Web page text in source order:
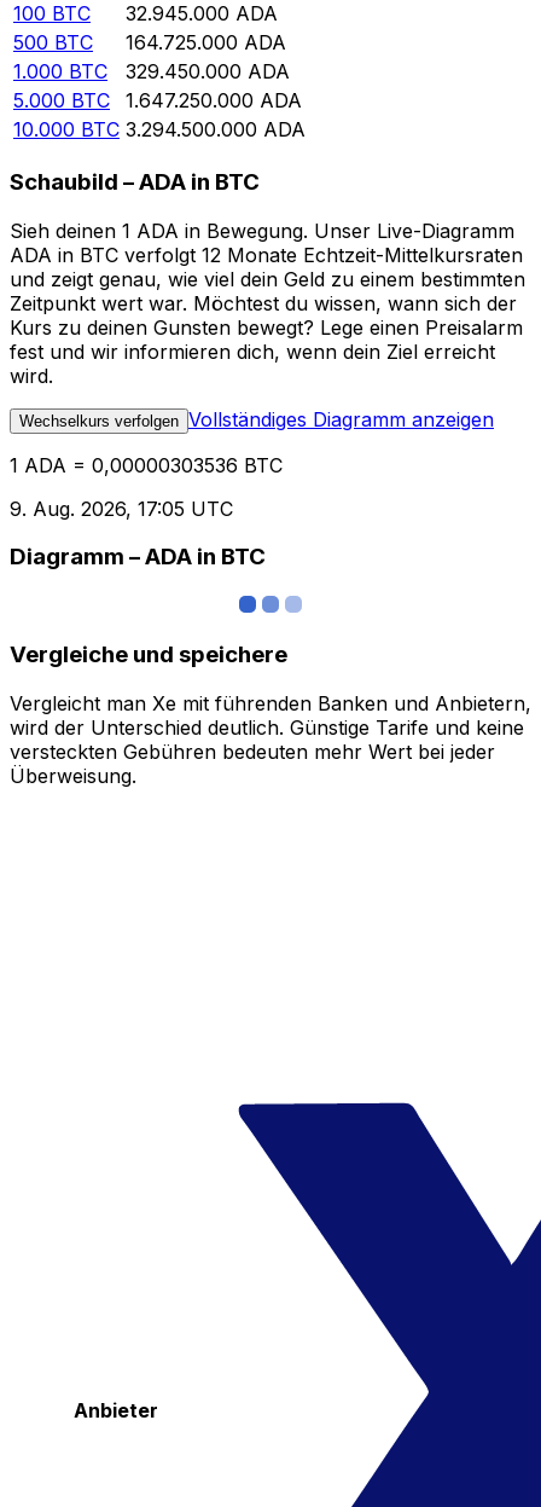
100 BTC 32.945.000 ADA
500 BTC 164.725.000 ADA
1.000 BTC 329.450.000 ADA
5.000 BTC 1.647.250.000 ADA
10.000 BTC 3.294.500.000 ADA
Schaubild – ADA in BTC
Sieh deinen 1 ADA in Bewegung. Unser Live-Diagramm
ADA in BTC verfolgt 12 Monate Echtzeit-Mittelkursraten
und zeigt genau, wie viel dein Geld zu einem bestimmten
Zeitpunkt wert war. Möchtest du wissen, wann sich der
Kurs zu deinen Gunsten bewegt? Lege einen Preisalarm
fest und wir informieren dich, wenn dein Ziel erreicht
wird.
Wechselkurs verfolgen Vollständiges Diagramm anzeigen
1 ADA = 0,00000303536 BTC
9. Aug. 2026, 17:05 UTC
Diagramm – ADA in BTC
Vergleiche und speichere
Vergleicht man Xe mit führenden Banken und Anbietern,
wird der Unterschied deutlich. Günstige Tarife und keine
versteckten Gebühren bedeuten mehr Wert bei jeder
Überweisung.
Anbieter